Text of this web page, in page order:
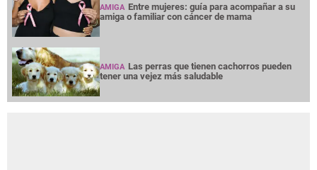
AMIGA Entre mujeres: guía para acompañar a su
amiga o familiar con cáncer de mama
AMIGA Las perras que tienen cachorros pueden
tener una vejez más saludable